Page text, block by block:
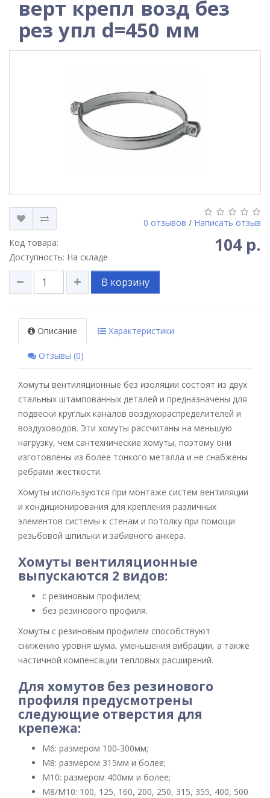
верт крепл возд без
рез упл d=450 мм
0 отзывов / Написать отзыв
Код товара:
Доступность: На складе
104 р.
В корзину
Описание Характеристики
Отзывы (0)
Хомуты вентиляционные без изоляции состоят из двух
стальных штампованных деталей и предназначены для
подвески круглых каналов воздухораспределителей и
воздуховодов. Эти хомуты рассчитаны на меньшую
нагрузку, чем сантехнические хомуты, поэтому они
изготовлены из более тонкого металла и не снабжены
ребрами жесткости.
Хомуты используются при монтаже систем вентиляции
и кондиционирования для крепления различных
элементов системы к стенам и потолку при помощи
резьбовой шпильки и забивного анкера.
Хомуты вентиляционные
выпускаются 2 видов:
с резиновым профилем;
без резинового профиля.
Хомуты с резиновым профилем способствуют
снижению уровня шума, уменьшения вибрации, а также
частичной компенсации тепловых расширений.
Для хомутов без резинового
профиля предусмотрены
следующие отверстия для
крепежа:
М6: размером 100-300мм;
М8: размером 315мм и более;
М10: размером 400мм и более;
М8/М10: 100, 125, 160, 200, 250, 315, 355, 400, 500